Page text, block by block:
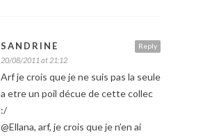
Reply
SANDRINE
20/08/2011 at 21:12
Arf je crois que je ne suis pas la seule
a etre un poil décue de cette collec
:/
@Ellana, arf, je crois que je n’en ai